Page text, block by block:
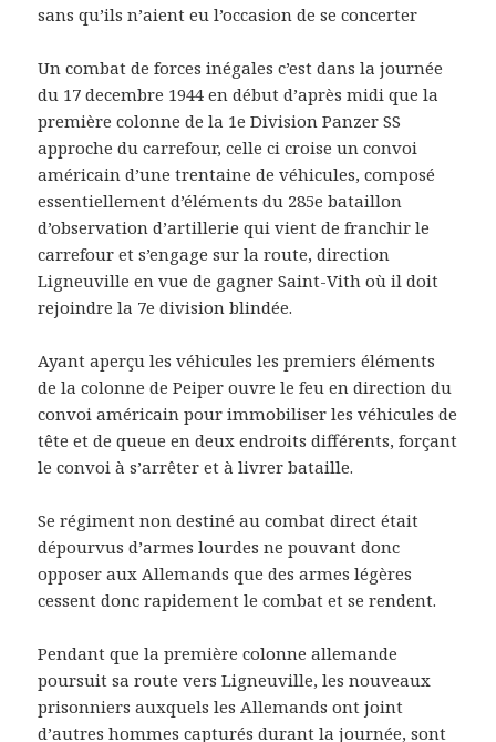
sans qu’ils n’aient eu l’occasion de se concerter
Un combat de forces inégales c’est dans la journée
du 17 decembre 1944 en début d’après midi que la
première colonne de la 1e Division Panzer SS
approche du carrefour, celle ci croise un convoi
américain d’une trentaine de véhicules, composé
essentiellement d’éléments du 285e bataillon
d’observation d’artillerie qui vient de franchir le
carrefour et s’engage sur la route, direction
Ligneuville en vue de gagner Saint-Vith où il doit
rejoindre la 7e division blindée.
Ayant aperçu les véhicules les premiers éléments
de la colonne de Peiper ouvre le feu en direction du
convoi américain pour immobiliser les véhicules de
tête et de queue en deux endroits différents, forçant
le convoi à s’arrêter et à livrer bataille.
Se régiment non destiné au combat direct était
dépourvus d’armes lourdes ne pouvant donc
opposer aux Allemands que des armes légères
cessent donc rapidement le combat et se rendent.
Pendant que la première colonne allemande
poursuit sa route vers Ligneuville, les nouveaux
prisonniers auxquels les Allemands ont joint
d’autres hommes capturés durant la journée, sont